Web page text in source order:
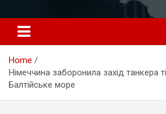
к
содержимому
Home
Німеччина заборонила захід танкера
Балтійське море